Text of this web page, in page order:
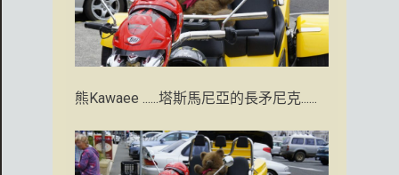
熊Kawaee ......塔斯馬尼亞的長矛尼克......